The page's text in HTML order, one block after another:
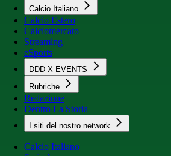
Calcio Italiano
Calcio Estero
Calciomercato
Streaming
eSports
DDD X EVENTS
Rubriche
Redazione
Dentro La Storia
I siti del nostro network
Calcio Italiano